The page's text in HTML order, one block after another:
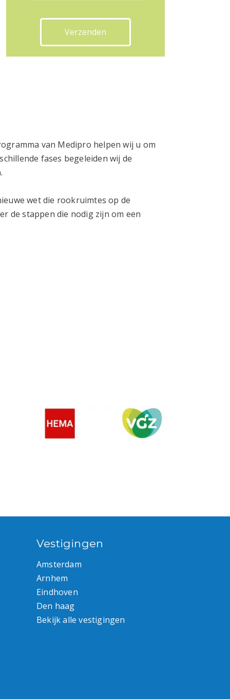
van Medipro helpen wij u om
fases begeleiden wij de
wet die rookruimtes op de
de stappen die nodig zijn om een
Vestigingen
Amsterdam
Arnhem
Eindhoven
Den haag
Bekijk alle vestigingen